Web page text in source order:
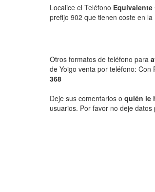
Localice el Teléfono Equivalente
prefijo 902 que tienen coste en
Otros formatos de teléfono para
de Yoigo venta por teléfono: Con
368
Deje sus comentarios o quién le
usuarios. Por favor no deje